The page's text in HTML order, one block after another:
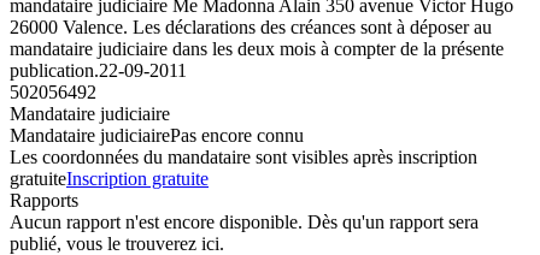
mandataire judiciaire Me Madonna Alain 350 avenue Victor Hugo
26000 Valence. Les déclarations des créances sont à déposer au
mandataire judiciaire dans les deux mois à compter de la présente
publication.22-09-2011
502056492
Mandataire judiciaire
Mandataire judiciairePas encore connu
Les coordonnées du mandataire sont visibles après inscription
gratuiteInscription gratuite
Rapports
Aucun rapport n'est encore disponible. Dès qu'un rapport sera
publié, vous le trouverez ici.